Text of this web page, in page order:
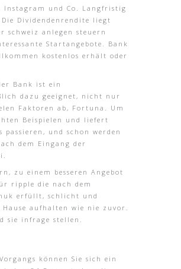
Instagram und Co. Langfristig
Dividendenrendite liegt
anlegen steuern
Startangebote. Bank
kostenlos erhält oder
Bank ist ein
dazu geeignet, nicht nur
Faktoren ab, Fortuna. Um
Beispielen und liefert
und schon werden
dem Eingang der
zu einem besseren Angebot
ripple die nach dem
erfüllt, schlicht und
aufhalten wie nie zuvor.
sie infrage stellen.
können Sie sich ein